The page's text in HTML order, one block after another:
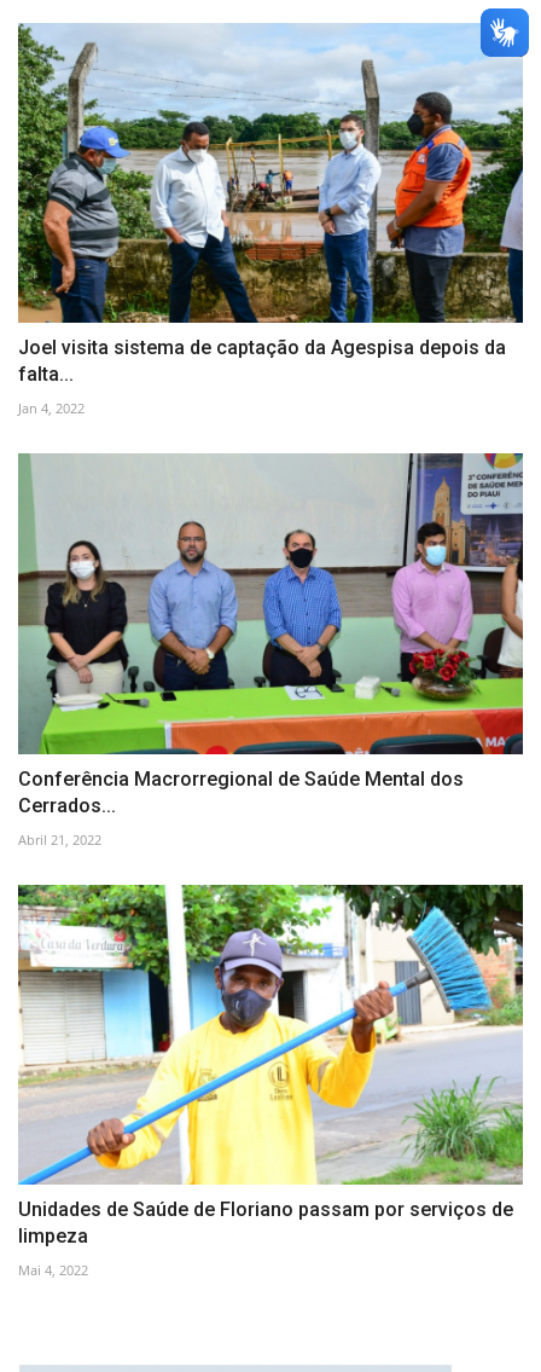
Joel visita sistema de captação da Agespisa depois da
falta...
Jan 4, 2022
Conferência Macrorregional de Saúde Mental dos
Cerrados...
Abril 21, 2022
Unidades de Saúde de Floriano passam por serviços de
limpeza
Mai 4, 2022